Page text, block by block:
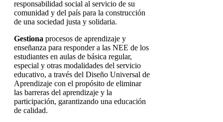
responsabilidad social al servicio de su
comunidad y del país para la construcción
de una sociedad justa y solidaria.
Gestiona procesos de aprendizaje y
enseñanza para responder a las NEE de los
estudiantes en aulas de básica regular,
especial y otras modalidades del servicio
educativo, a través del Diseño Universal de
Aprendizaje con el propósito de eliminar
las barreras del aprendizaje y la
participación, garantizando una educación
de calidad.